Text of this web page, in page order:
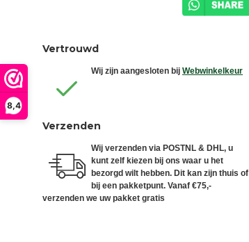
8,4
Vertrouwd
Wij zijn aangesloten bij Webwinkelkeur
Verzenden
Wij verzenden via POSTNL & DHL, u
kunt zelf kiezen bij ons waar u het
bezorgd wilt hebben. Dit kan zijn thuis of
bij een pakketpunt. Vanaf €75,-
verzenden we uw pakket gratis